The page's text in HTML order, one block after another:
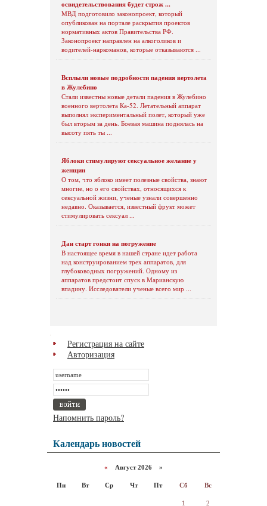
освидетельствования будет строж ...
МВД подготовило законопроект, который
опубликован на портале раскрытия проектов
нормативных актов Правительства РФ.
Законопроект направлен на алкоголиков и
водителей-наркоманов, которые отказываются ...
Всплыли новые подробности падения вертолета
в Жулебино
Стали известны новые детали падения в Жулебино
военного вертолета Ка-52. Летательный аппарат
выполнял экспериментальный полет, который уже
был вторым за день. Боевая машина поднялась на
высоту пять ты ...
Яблоки стимулируют сексуальное желание у
женщин
О том, что яблоко имеет полезные свойства, знают
многие, но о его свойствах, относящихся к
сексуальной жизни, ученые узнали совершенно
недавно. Оказывается, известный фрукт может
стимулировать сексуал ...
Дан старт гонки на погружение
В настоящее время в нашей стране идет работа
над конструированием трех аппаратов, для
глубоководных погружений. Одному из
аппаратов предстоит спуск в Марианскую
впадину. Исследователи ученые всего мир ...
Регистрация на сайте
Авторизация
Напомнить пароль?
Календарь новостей
« Август 2026 »
Пн Вт Ср Чт Пт Сб Вс
1 2